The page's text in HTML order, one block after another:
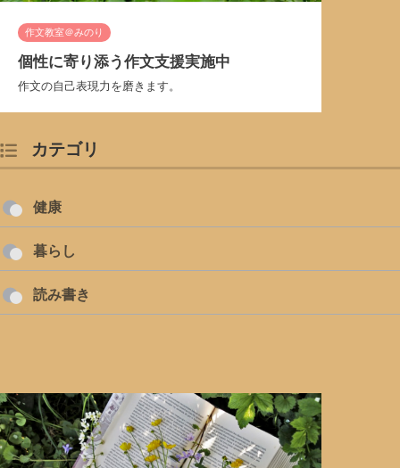
作文教室＠みのり
個性に寄り添う作文支援実施中
作文の自己表現力を磨きます。
カテゴリ
健康
暮らし
読み書き